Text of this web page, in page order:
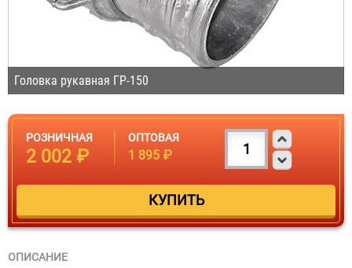
Головка рукавная ГР-150
РОЗНИЧНАЯ
2 002 ₽
ОПТОВАЯ
1 895 ₽
ОПИСАНИЕ